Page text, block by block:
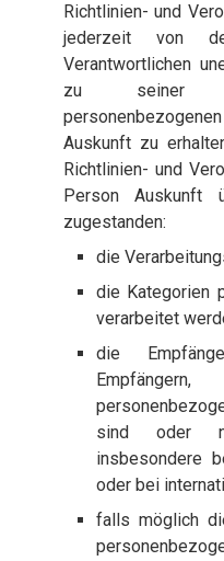
Richtlinien- und
jederzeit von
Verantwortlichen
zu seiner
Auskunft zu
Richtlinien- und
Person Auskunft
zugestanden:
die
die Kategorien
verarbeitet
die
sind oder
insbesondere
oder bei
falls möglich